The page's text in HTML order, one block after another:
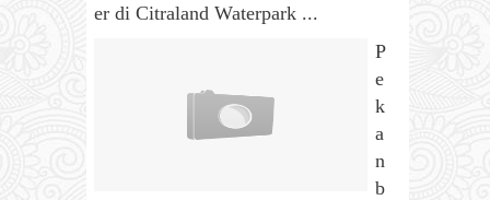
er di Citraland Waterpark ...
P
e
k
a
n
b